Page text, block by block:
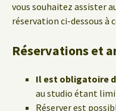
vous souhaitez assister
réservation ci-dessous à
Réservations et
Il est obligatoire
au studio étant
Réserver est